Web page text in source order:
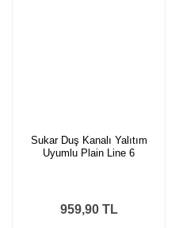
Sukar Duş Kanalı Yalıtım
Uyumlu Plain Line 6
959,90 TL